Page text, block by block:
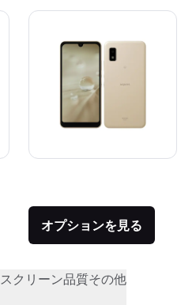
オプションを見る
スクリーン品質その他